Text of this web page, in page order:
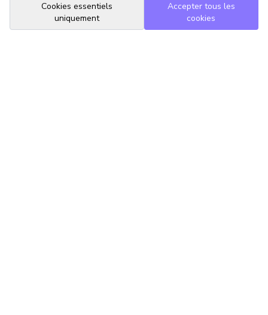
Cookies essentiels
uniquement
Accepter tous les
cookies